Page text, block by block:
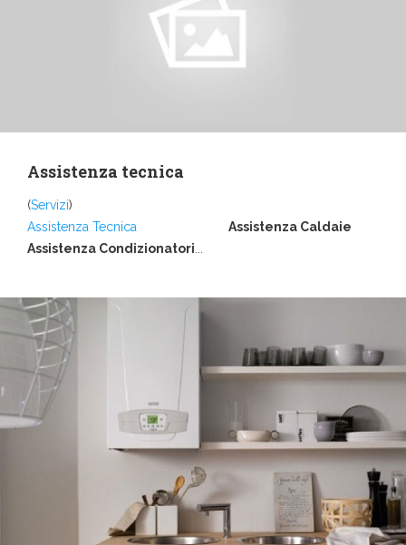
Assistenza tecnica
(Servizi)
Assistenza Tecnica
Assistenza Caldaie
Assistenza Condizionatori